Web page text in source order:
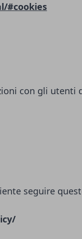
#cookies
con gli utenti
seguire